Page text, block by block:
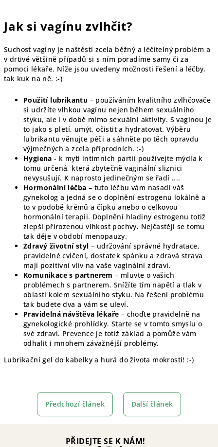
Jak si vagínu zvlhčit?
Suchost vagíny je naštěstí zcela běžný a léčitelný problém a
v drtivé většině případů si s ním poradíme samy či za
pomoci lékaře. Níže jsou uvedeny možnosti řešení a léčby,
tak kuk na ně. :-)
Použití lubrikantu – používáním kvalitního zvlhčovače
si udržíte vlhkou vagínu nejen během sexuálního
styku, ale i v době mimo sexuální aktivity. S vagínou je
to jako s pletí, umýt, očistit a hydratovat. Výběru
lubrikantu věnujte péči a sáhněte po těch opravdu
výjmečných a zcela příprodních. :-)
Hygiena - k mytí intimních partií používejte mýdla k
tomu určená, která zbytečně vaginální sliznici
nevysušují. K naprosto jedinečným se řadí ....
Hormonální léčba – tuto léčbu vám nasadí váš
gynekolog a jedná se o doplnění estrogenu lokálně a
to v podobě krémů a čípků anebo o celkovou
hormonální terapii. Doplnění hladiny estrogenu totiž
zlepší přirozenou vlhkost pochvy. Nejčastěji se tomu
tak děje v období menopauzy.
Zdravý životní styl – udržování správné hydratace,
pravidelné cvičení, dostatek spánku a zdravá strava
mají pozitivní vliv na vaše vaginální zdraví.
Komunikace s partnerem – mluvte o vašich
problémech s partnerem. Snížíte tím napětí a tlak v
oblasti kolem sexuálního styku. Na řešení problému
tak budete dva a vám se uleví.
Pravidelná návštěva lékaře – choďte pravidelně na
gynekologické prohlídky. Starte se v tomto smyslu o
své zdraví. Prevence je totiž základ a pomůže vám
odhalit i mnohem závažnější problémy.
Lubrikační gel do kabelky a hurá do života mokrosti! :-)
Předchozí článek Další článek
PŘIDEJTE SE K NÁM!